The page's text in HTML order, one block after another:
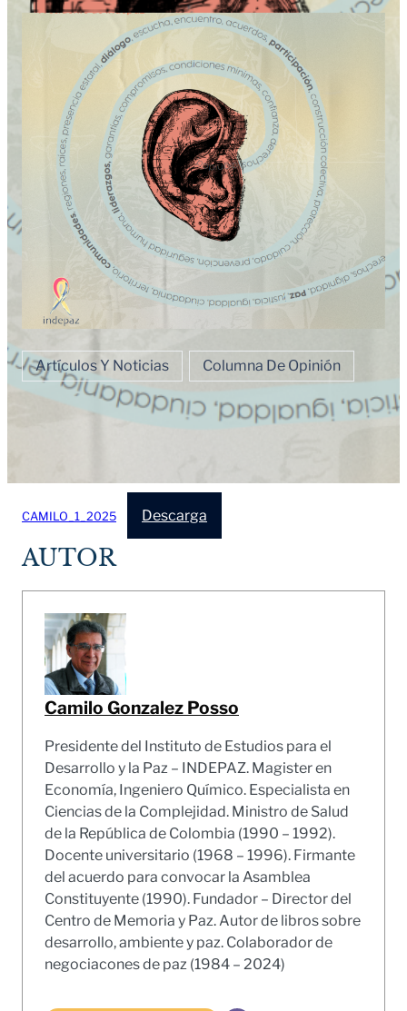
Artículos Y Noticias Columna De Opinión
CAMILO_1_2025 Descarga
AUTOR
Camilo Gonzalez Posso
Presidente del Instituto de Estudios para el
Desarrollo y la Paz – INDEPAZ. Magister en
Economía, Ingeniero Químico. Especialista en
Ciencias de la Complejidad. Ministro de Salud
de la República de Colombia (1990 – 1992).
Docente universitario (1968 – 1996). Firmante
del acuerdo para convocar la Asamblea
Constituyente (1990). Fundador – Director del
Centro de Memoria y Paz. Autor de libros sobre
desarrollo, ambiente y paz. Colaborador de
negociacones de paz (1984 – 2024)